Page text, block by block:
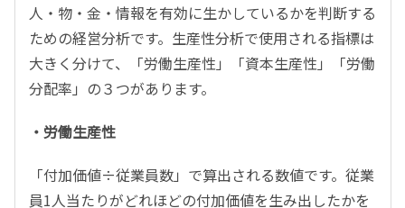
人・物・金・情報を有効に生かしているかを判断する
ための経営分析です。生産性分析で使用される指標は
大きく分けて、「労働生産性」「資本生産性」「労働
分配率」の３つがあります。
・労働生産性
「付加価値÷従業員数」で算出される数値です。従業
員1人当たりがどれほどの付加価値を生み出したかを